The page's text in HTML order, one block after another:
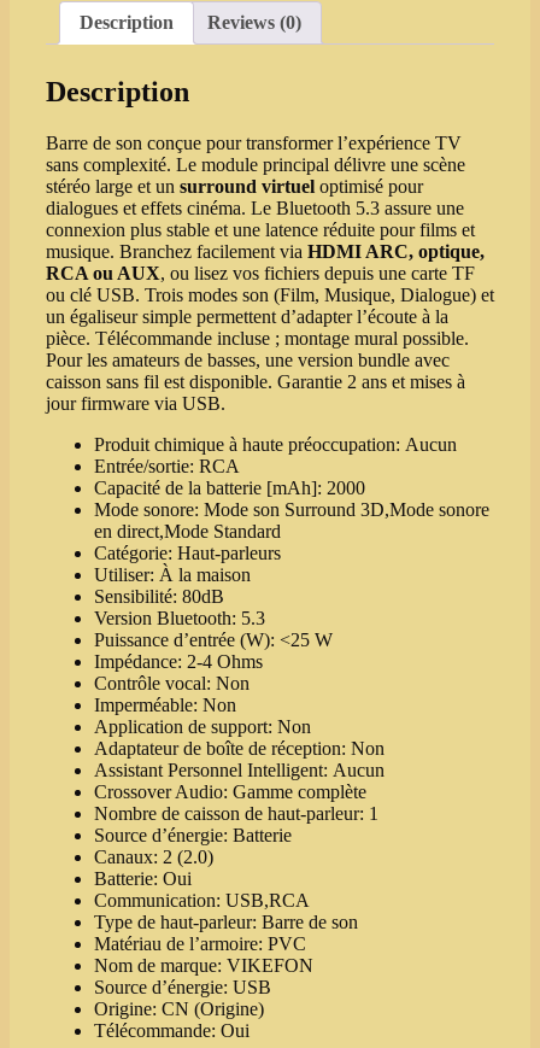
Description Reviews (0)
Description
Barre de son conçue pour transformer l’expérience TV
sans complexité. Le module principal délivre une scène
stéréo large et un surround virtuel optimisé pour
dialogues et effets cinéma. Le Bluetooth 5.3 assure une
connexion plus stable et une latence réduite pour films et
musique. Branchez facilement via HDMI ARC, optique,
RCA ou AUX, ou lisez vos fichiers depuis une carte TF
ou clé USB. Trois modes son (Film, Musique, Dialogue) et
un égaliseur simple permettent d’adapter l’écoute à la
pièce. Télécommande incluse ; montage mural possible.
Pour les amateurs de basses, une version bundle avec
caisson sans fil est disponible. Garantie 2 ans et mises à
jour firmware via USB.
Produit chimique à haute préoccupation: Aucun
Entrée/sortie: RCA
Capacité de la batterie [mAh]: 2000
Mode sonore: Mode son Surround 3D,Mode sonore
en direct,Mode Standard
Catégorie: Haut-parleurs
Utiliser: À la maison
Sensibilité: 80dB
Version Bluetooth: 5.3
Puissance d’entrée (W): <25 W
Impédance: 2-4 Ohms
Contrôle vocal: Non
Imperméable: Non
Application de support: Non
Adaptateur de boîte de réception: Non
Assistant Personnel Intelligent: Aucun
Crossover Audio: Gamme complète
Nombre de caisson de haut-parleur: 1
Source d’énergie: Batterie
Canaux: 2 (2.0)
Batterie: Oui
Communication: USB,RCA
Type de haut-parleur: Barre de son
Matériau de l’armoire: PVC
Nom de marque: VIKEFON
Source d’énergie: USB
Origine: CN (Origine)
Télécommande: Oui